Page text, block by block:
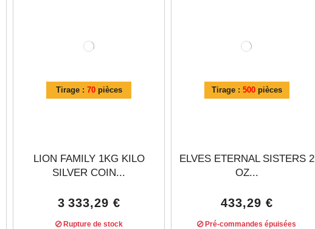
Tirage : 70pièces
LION FAMILY 1KG KILO
SILVER COIN...
3 333,29 €
Rupture de stock
Tirage : 500pièces
ELVES ETERNAL SISTERS 2
OZ...
433,29 €
Pré-commandes épuisées